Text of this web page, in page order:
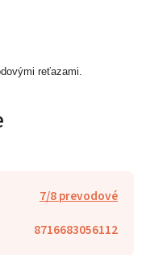
reťazami.
7/8 prevodové
8716683056112